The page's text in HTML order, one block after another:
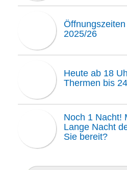
2025/26
Heute ab 18
Thermen bis
Noch 1 Nacht!
Lange Nacht
Sie bereit?